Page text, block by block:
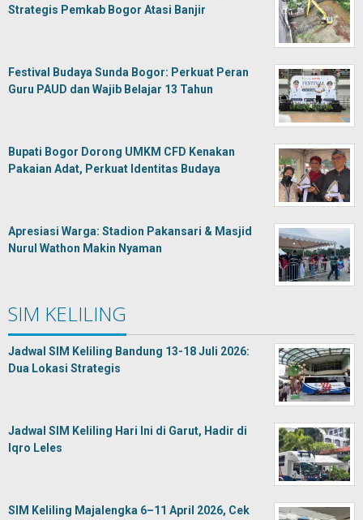
Strategis Pemkab Bogor Atasi Banjir
Festival Budaya Sunda Bogor: Perkuat Peran
Guru PAUD dan Wajib Belajar 13 Tahun
Bupati Bogor Dorong UMKM CFD Kenakan
Pakaian Adat, Perkuat Identitas Budaya
Apresiasi Warga: Stadion Pakansari & Masjid
Nurul Wathon Makin Nyaman
SIM KELILING
Jadwal SIM Keliling Bandung 13-18 Juli 2026:
Dua Lokasi Strategis
Jadwal SIM Keliling Hari Ini di Garut, Hadir di
Iqro Leles
SIM Keliling Majalengka 6–11 April 2026, Cek